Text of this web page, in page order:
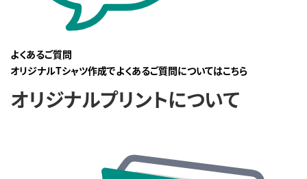
よくあるご質問
オリジナルTシャツ作成でよくあるご質問についてはこちら
オリジナルプリントについて